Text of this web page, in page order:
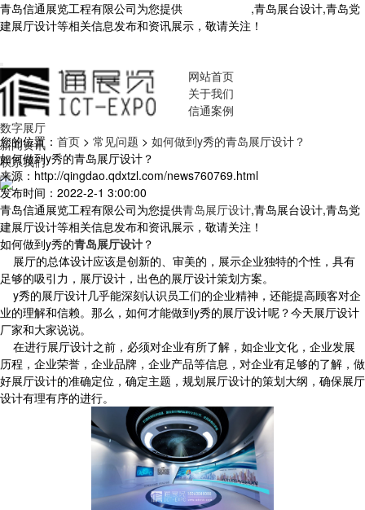
青岛信通展览工程有限公司为您提供
,青岛展台设计,青岛党
建展厅设计等相关信息发布和资讯展示，敬请关注！
网站首页
关于我们
信通案例
数字展厅
新闻资讯
联系我们
您的位置： 首页 > 常见问题 > 如何做到y秀的青岛展厅设计？
如何做到y秀的青岛展厅设计？
来源：http://qingdao.qdxtzl.com/news760769.html
发布时间：2022-2-1 3:00:00
青岛信通展览工程有限公司为您提供青岛展厅设计,青岛展台设计,青岛党
建展厅设计等相关信息发布和资讯展示，敬请关注！
如何做到y秀的青岛展厅设计 ？
展厅的总体设计应该是创新的、审美的，展示企业独特的个性，具有
足够的吸引力，展厅设计，出色的展厅设计策划方案。
y秀的展厅设计几乎能深刻认识员工们的企业精神，还能提高顾客对企
业的理解和信赖。那么，如何才能做到y秀的展厅设计呢？今天展厅设计
厂家和大家说说。
在进行展厅设计之前，必须对企业有所了解，如企业文化，企业发展
历程，企业荣誉，企业品牌，企业产品等信息，对企业有足够的了解，做
好展厅设计的准确定位，确定主题，规划展厅设计的策划大纲，确保展厅
设计有理有序的进行。